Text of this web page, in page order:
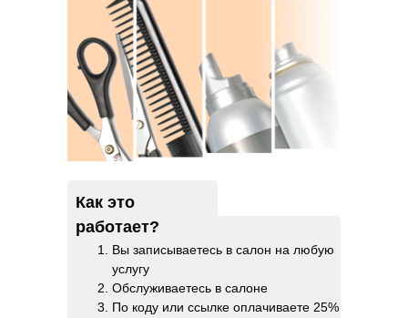
Как это
работает?
Вы записываетесь в салон на любую
услугу
Обслуживаетесь в салоне
По коду или ссылке оплачиваете 25%